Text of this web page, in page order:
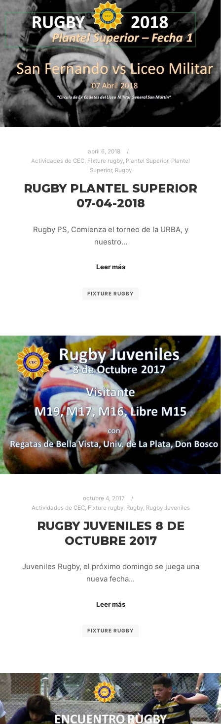
abril 6, 2018
Actividades de CEC, Fixture rugby, Plantel Superior, Plantel
Superior, Rugby
RUGBY PLANTEL SUPERIOR
07-04-2018
Rugby PS, Comienza el torneo de la URBA, y
nuestro…
Leer más
FIXTURE RUGBY
octubre 4, 2017
Actividades de CEC, Fixture rugby, Rugby, Rugby Juveniles
RUGBY JUVENILES 8 DE
OCTUBRE 2017
Juveniles Rugby, el próximo domingo se juega una
nueva fecha…
Leer más
FIXTURE RUGBY